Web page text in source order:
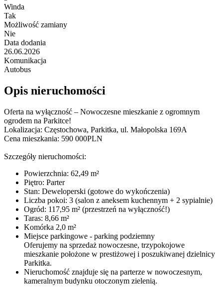
Winda
Tak
Możliwość zamiany
Nie
Data dodania
26.06.2026
Komunikacja
Autobus
Opis nieruchomości
Oferta na wyłączność – Nowoczesne mieszkanie z ogromnym
ogrodem na Parkitce!
Lokalizacja: Częstochowa, Parkitka, ul. Małopolska 169A
Cena mieszkania: 590 000PLN
Szczegóły nieruchomości:
Powierzchnia: 62,49 m²
Piętro: Parter
Stan: Deweloperski (gotowe do wykończenia)
Liczba pokoi: 3 (salon z aneksem kuchennym + 2 sypialnie)
Ogród: 117,95 m² (przestrzeń na wyłączność!)
Taras: 8,66 m²
Komórka 2,0 m²
Miejsce parkingowe - parking podziemny
Oferujemy na sprzedaż nowoczesne, trzypokojowe
mieszkanie położone w prestiżowej i poszukiwanej dzielnicy
Parkitka.
Nieruchomość znajduje się na parterze w nowoczesnym,
kameralnym budynku otoczonym zielenią.